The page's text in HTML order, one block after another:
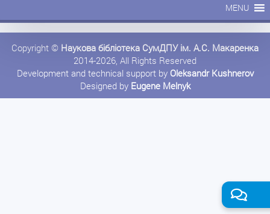
MENU
Copyright © Наукова бібліотека СумДПУ ім. А.С. Макаренка
2014-2026, All Rights Reserved
Development and technical support by Oleksandr Kushnerov
Designed by Eugene Melnyk